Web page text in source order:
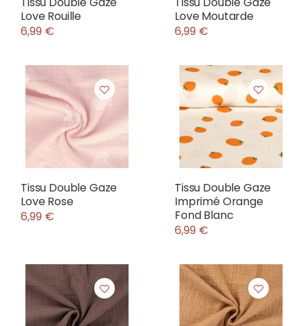
Love Rouille
6,99 €
Love Moutarde
6,99 €
Tissu Double Gaze
Love Rose
6,99 €
Tissu Double Gaze
Imprimé Orange
Fond Blanc
6,99 €